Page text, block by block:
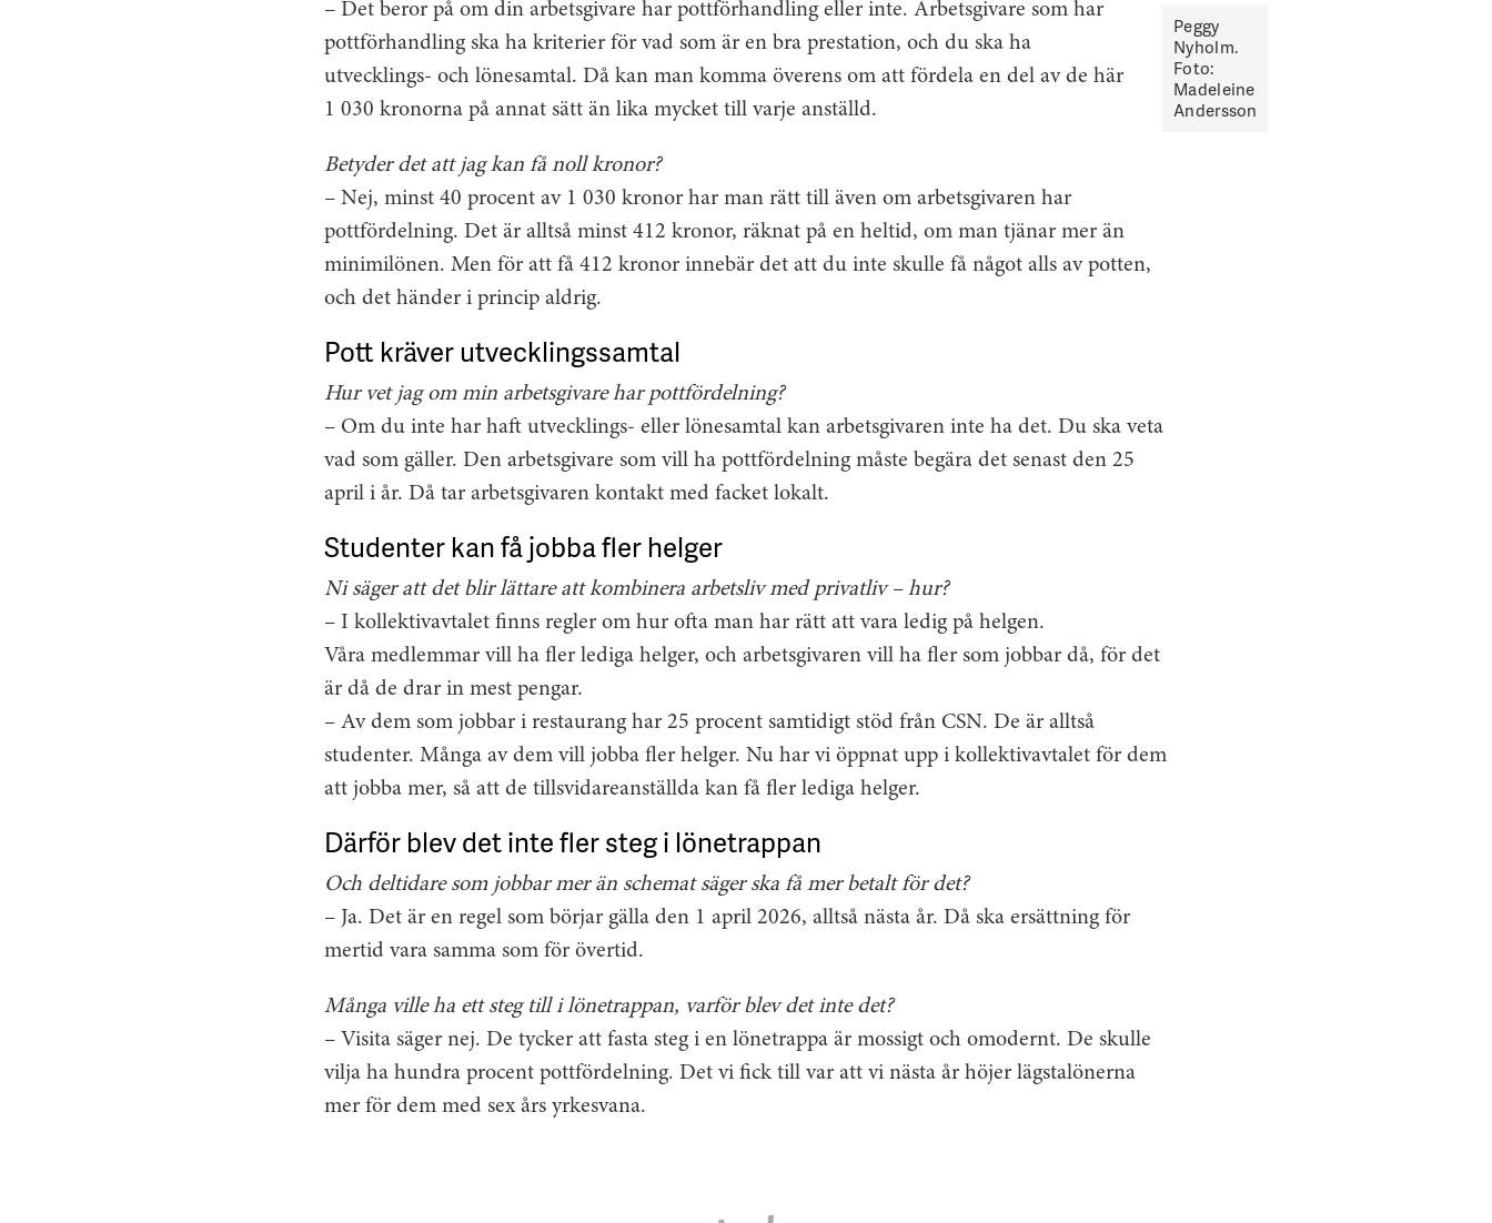
Peggy
Nyholm.
Foto:
Madeleine
Andersson
– Det beror på om din arbetsgivare har pottförhandling eller inte. Arbetsgivare som har
pottförhandling ska ha kriterier för vad som är en bra prestation, och du ska ha
utvecklings- och lönesamtal. Då kan man komma överens om att fördela en del av de här
1 030 kronorna på annat sätt än lika mycket till varje anställd.
Betyder det att jag kan få noll kronor?
– Nej, minst 40 procent av 1 030 kronor har man rätt till även om arbetsgivaren har
pottfördelning. Det är alltså minst 412 kronor, räknat på en heltid, om man tjänar mer än
minimilönen. Men för att få 412 kronor innebär det att du inte skulle få något alls av potten,
och det händer i princip aldrig.
Pott kräver utvecklingssamtal
Hur vet jag om min arbetsgivare har pottfördelning?
– Om du inte har haft utvecklings- eller lönesamtal kan arbetsgivaren inte ha det. Du ska veta
vad som gäller. Den arbetsgivare som vill ha pottfördelning måste begära det senast den 25
april i år. Då tar arbetsgivaren kontakt med facket lokalt.
Studenter kan få jobba fler helger
Ni säger att det blir lättare att kombinera arbetsliv med privatliv – hur?
– I kollektivavtalet finns regler om hur ofta man har rätt att vara ledig på helgen.
Våra medlemmar vill ha fler lediga helger, och arbetsgivaren vill ha fler som jobbar då, för det
är då de drar in mest pengar.
– Av dem som jobbar i restaurang har 25 procent samtidigt stöd från CSN. De är alltså
studenter. Många av dem vill jobba fler helger. Nu har vi öppnat upp i kollektivavtalet för dem
att jobba mer, så att de tillsvidareanställda kan få fler lediga helger.
Därför blev det inte fler steg i lönetrappan
Och deltidare som jobbar mer än schemat säger ska få mer betalt för det?
– Ja. Det är en regel som börjar gälla den 1 april 2026, alltså nästa år. Då ska ersättning för
mertid vara samma som för övertid.
Många ville ha ett steg till i lönetrappan, varför blev det inte det?
– Visita säger nej. De tycker att fasta steg i en lönetrappa är mossigt och omodernt. De skulle
vilja ha hundra procent pottfördelning. Det vi fick till var att vi nästa år höjer lägstalönerna
mer för dem med sex års yrkesvana.